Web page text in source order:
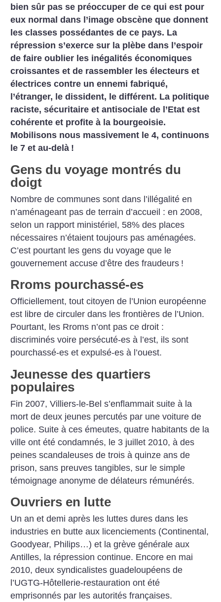
bien sûr pas se préoccuper de ce qui est pour
eux normal dans l’image obscène que donnent
les classes possédantes de ce pays. La
répression s’exerce sur la plèbe dans l’espoir
de faire oublier les inégalités économiques
croissantes et de rassembler les électeurs et
électrices contre un ennemi fabriqué,
l’étranger, le dissident, le différent. La politique
raciste, sécuritaire et antisociale de l’Etat est
cohérente et profite à la bourgeoisie.
Mobilisons nous massivement le 4, continuons
le 7 et au-delà !
Gens du voyage montrés du
doigt
Nombre de communes sont dans l’illégalité en
n’aménageant pas de terrain d’accueil : en 2008,
selon un rapport ministériel, 58% des places
nécessaires n’étaient toujours pas aménagées.
C’est pourtant les gens du voyage que le
gouvernement accuse d’être des fraudeurs !
Rroms pourchassé-es
Officiellement, tout citoyen de l’Union européenne
est libre de circuler dans les frontières de l’Union.
Pourtant, les Rroms n’ont pas ce droit :
discriminés voire persécuté-es à l’est, ils sont
pourchassé-es et expulsé-es à l’ouest.
Jeunesse des quartiers
populaires
Fin 2007, Villiers-le-Bel s’enflammait suite à la
mort de deux jeunes percutés par une voiture de
police. Suite à ces émeutes, quatre habitants de la
ville ont été condamnés, le 3 juillet 2010, à des
peines scandaleuses de trois à quinze ans de
prison, sans preuves tangibles, sur le simple
témoignage anonyme de délateurs rémunérés.
Ouvriers en lutte
Un an et demi après les luttes dures dans les
industries en butte aux licenciements (Continental,
Goodyear, Philips…) et la grève générale aux
Antilles, la répression continue. Encore en mai
2010, deux syndicalistes guadeloupéens de
l’UGTG-Hôtellerie-restauration ont été
emprisonnés par les autorités françaises.